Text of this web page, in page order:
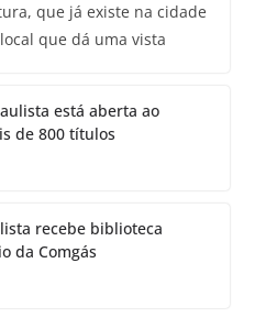
que já existe na cidade
que dá uma vista
está aberta ao
de 800 títulos
recebe biblioteca
da Comgás